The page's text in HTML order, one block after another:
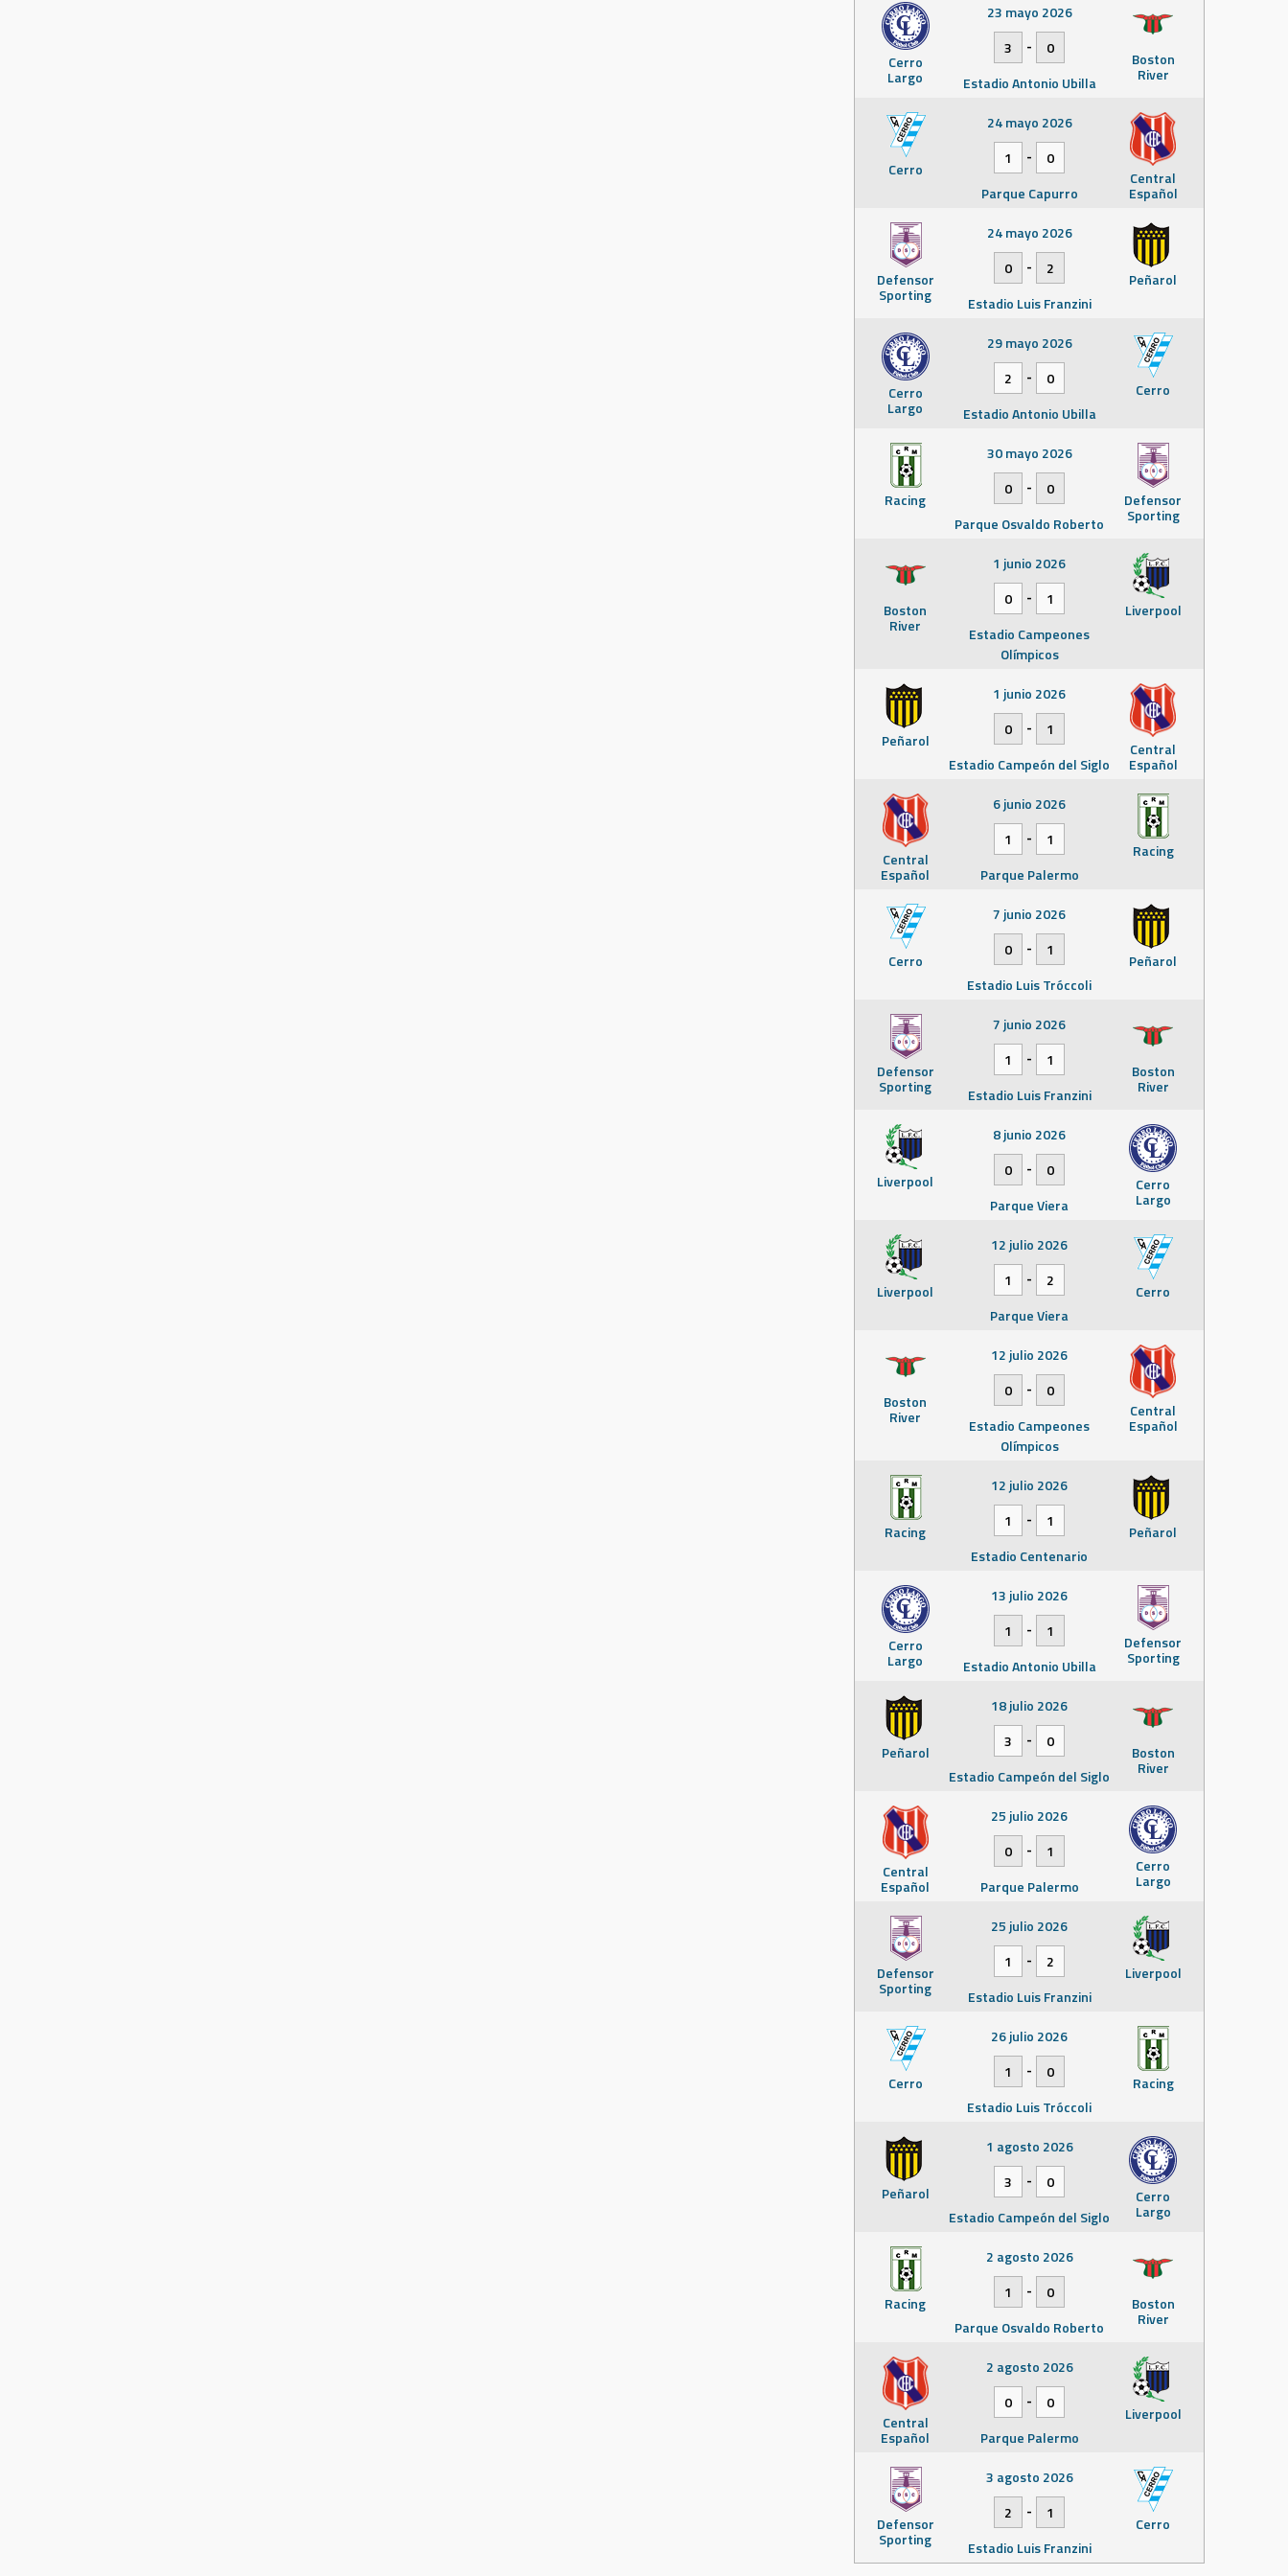
Cerro
Largo
Boston
River
23 mayo 2026
3
-
0
Estadio Antonio Ubilla
Cerro Central
Español
24 mayo 2026
1
-
0
Parque Capurro
Defensor
Sporting
Peñarol
24 mayo 2026
0
-
2
Estadio Luis Franzini
Cerro
Largo
Cerro
29 mayo 2026
2
-
0
Estadio Antonio Ubilla
Racing Defensor
Sporting
30 mayo 2026
0
-
0
Parque Osvaldo Roberto
Boston
River
Liverpool
1 junio 2026
0
-
1
Estadio Campeones
Olímpicos
Peñarol Central
Español
1 junio 2026
0
-
1
Estadio Campeón del Siglo
Central
Español
Racing
6 junio 2026
1
-
1
Parque Palermo
Cerro Peñarol
7 junio 2026
0
-
1
Estadio Luis Tróccoli
Defensor
Sporting
Boston
River
7 junio 2026
1
-
1
Estadio Luis Franzini
Liverpool Cerro
Largo
8 junio 2026
0
-
0
Parque Viera
Liverpool Cerro
12 julio 2026
1
-
2
Parque Viera
Boston
River Central
Español
12 julio 2026
0
-
0
Estadio Campeones
Olímpicos
Racing Peñarol
12 julio 2026
1
-
1
Estadio Centenario
Cerro
Largo
Defensor
Sporting
13 julio 2026
1
-
1
Estadio Antonio Ubilla
Peñarol Boston
River
18 julio 2026
3
-
0
Estadio Campeón del Siglo
Central
Español
Cerro
Largo
25 julio 2026
0
-
1
Parque Palermo
Defensor
Sporting
Liverpool
25 julio 2026
1
-
2
Estadio Luis Franzini
Cerro Racing
26 julio 2026
1
-
0
Estadio Luis Tróccoli
Peñarol Cerro
Largo
1 agosto 2026
3
-
0
Estadio Campeón del Siglo
Racing Boston
River
2 agosto 2026
1
-
0
Parque Osvaldo Roberto
Central
Español
Liverpool
2 agosto 2026
0
-
0
Parque Palermo
Defensor
Sporting
Cerro
3 agosto 2026
2
-
1
Estadio Luis Franzini